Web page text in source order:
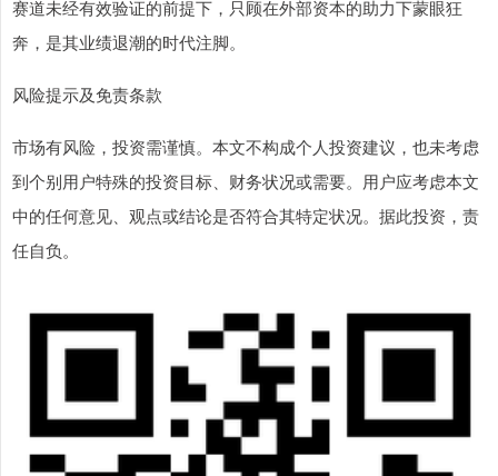
赛道未经有效验证的前提下，只顾在外部资本的助力下蒙眼狂
奔，是其业绩退潮的时代注脚。
风险提示及免责条款
市场有风险，投资需谨慎。本文不构成个人投资建议，也未考虑
到个别用户特殊的投资目标、财务状况或需要。用户应考虑本文
中的任何意见、观点或结论是否符合其特定状况。据此投资，责
任自负。